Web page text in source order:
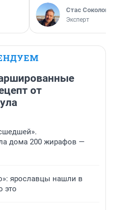
Стас Соколов
Эксперт
от
дома 200 жирафов —
ярославцы нашли в
это